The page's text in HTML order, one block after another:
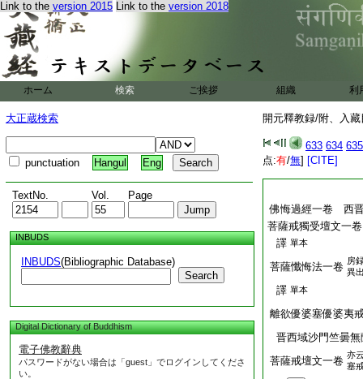
Link to the version 2015 Link to the version 2018
ホーム 検索 ご挨拶 組織 利
大正蔵検索
punctuation Hangul Eng
TextNo. Vol. Page
INBUDS
INBUDS(Bibliographic Database)
Search
Digital Dictionary of Buddhism
電子佛教辭典
パスワードがない場合は「guest」でログインしてくださ
い。
開元釋教録/附、入
633 634 635
点:有/無] [CITE]
佛悔過經一卷 西
菩薩戒獨受壇文一
譯 單本
菩薩懺悔法一卷 房
異
譯 單本
離欲優婆塞優婆夷
晋西域沙門竺曇無
菩薩戒壇文一卷 亦
塞